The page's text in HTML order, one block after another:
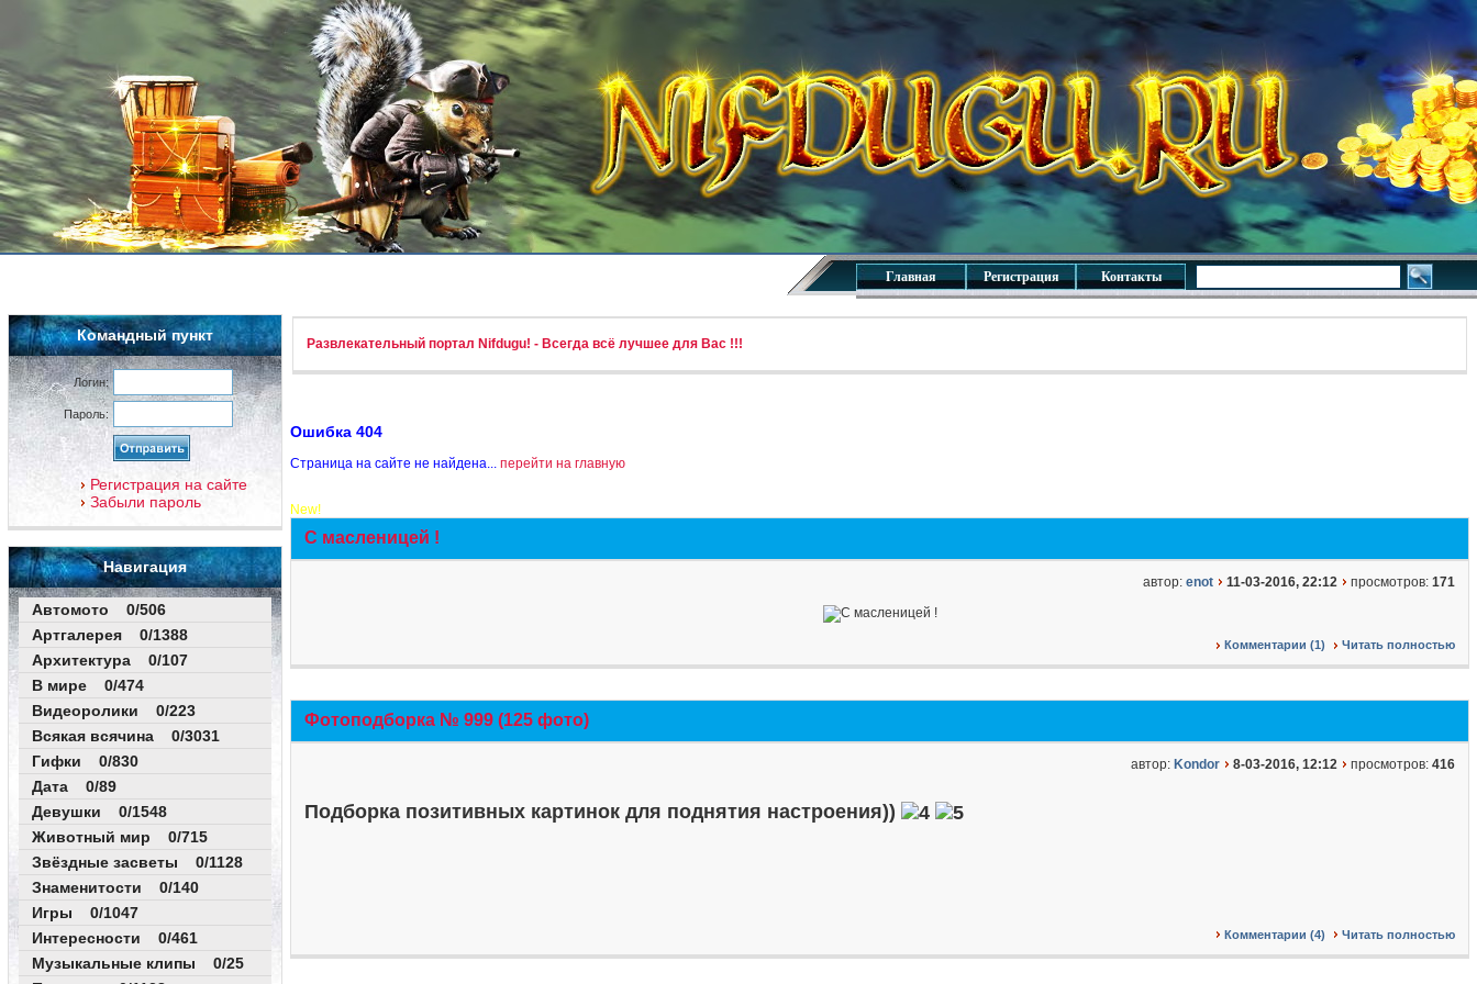
Главная Регистрация Контакты
Командный пункт
Логин:
Пароль:
Регистрация на сайте
Забыли пароль
Навигация
Автомото 0/506
Артгалерея 0/1388
Архитектура 0/107
В мире 0/474
Видеоролики 0/223
Всякая всячина 0/3031
Гифки 0/830
Дата 0/89
Девушки 0/1548
Животный мир 0/715
Звёздные засветы 0/1128
Знаменитости 0/140
Игры 0/1047
Интересности 0/461
Музыкальные клипы 0/25
Развлекательный портал Nifdugu! - Всегда всё лучшее для Вас !!!
Ошибка 404
Страница на сайте не найдена... перейти на главную
New!
С масленицей !
автор: enot 11-03-2016, 22:12 просмотров: 171
Комментарии (1) Читать полностью
Фотоподборка № 999 (125 фото)
автор: Kondor 8-03-2016, 12:12 просмотров: 416
Подборка позитивных картинок для поднятия настроения))
Комментарии (4) Читать полностью